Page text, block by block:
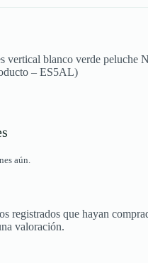
vertical blanco verde peluche
– ES5AL)
aún.
registrados que hayan
valoración.